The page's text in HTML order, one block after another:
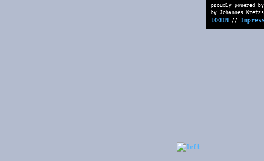
proudly powered
by Johannes
LOGIN //